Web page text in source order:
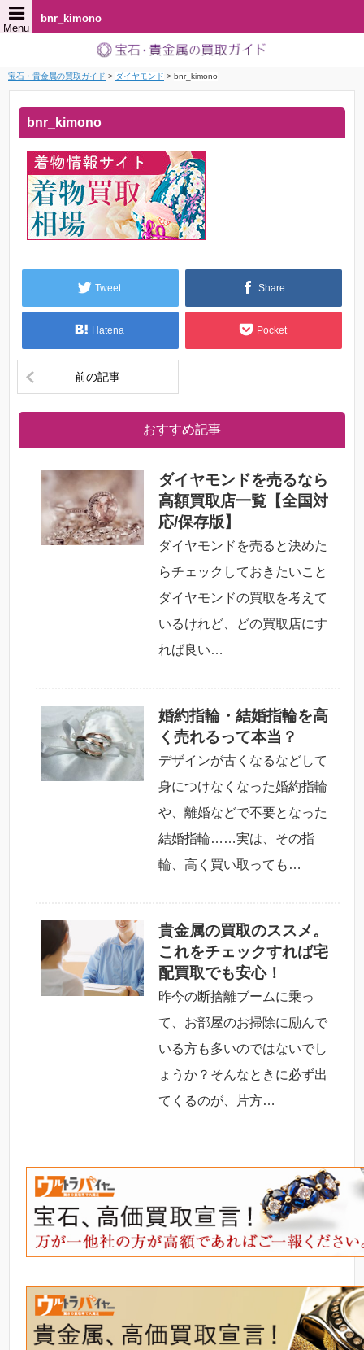
bnr_kimono
Menu
宝石・貴金属の買取ガイド > ダイヤモンド > bnr_kimono
bnr_kimono
Tweet Share
Hatena Pocket
前の記事
おすすめ記事
ダイヤモンドを売るなら
高額買取店一覧【全国対
応/保存版】
ダイヤモンドを売ると決めた
らチェックしておきたいこと
ダイヤモンドの買取を考えて
いるけれど、どの買取店にす
れば良い…
婚約指輪・結婚指輪を高
く売れるって本当？
デザインが古くなるなどして
身につけなくなった婚約指輪
や、離婚などで不要となった
結婚指輪……実は、その指
輪、高く買い取っても…
貴金属の買取のススメ。
これをチェックすれば宅
配買取でも安心！
昨今の断捨離ブームに乗っ
て、お部屋のお掃除に励んで
いる方も多いのではないでし
ょうか？そんなときに必ず出
てくるのが、片方…